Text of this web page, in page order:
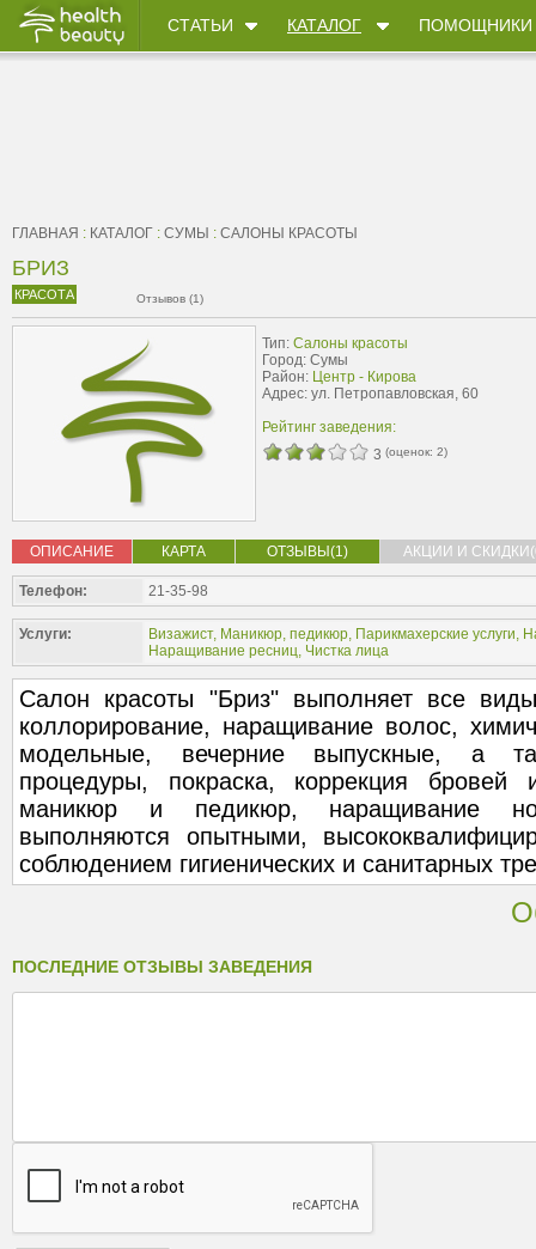
СТАТЬИ КАТАЛОГ ПОМОЩНИКИ
ГЛАВНАЯ : КАТАЛОГ : СУМЫ : САЛОНЫ КРАСОТЫ
БРИЗ
КРАСОТА Отзывов (1)
Тип: Салоны красоты
Город: Сумы
Район: Центр - Кирова
Адрес: ул. Петропавловская, 60
Рейтинг заведения:
3 (оценок: 2)
ОПИСАНИЕ КАРТА ОТЗЫВЫ(1) АКЦИИ И
Телефон: 21-35-98
Услуги: Визажист, Маникюр, педикюр, Парикмахерские услуги,
Наращивание ресниц, Чистка лица
Салон красоты "Бриз" выполняет все
коллорирование, наращивание волос,
модельные, вечерние выпускные, а
процедуры, покраска, коррекция
маникюр и педикюр, наращивание
выполняются опытными,
соблюдением гигиенических и санитарных
ПОСЛЕДНИЕ ОТЗЫВЫ ЗАВЕДЕНИЯ